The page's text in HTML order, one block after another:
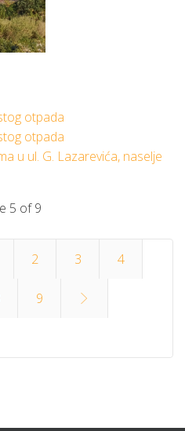
otpada
otpada
u ul. G. Lazarevića, naselje
5 of 9
2 3 4
9